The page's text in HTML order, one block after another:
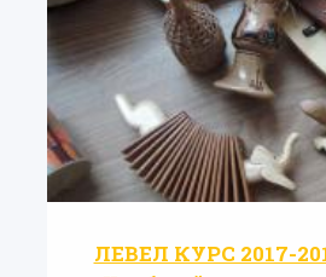
ЛЕВЕЛ КУРС 2017-